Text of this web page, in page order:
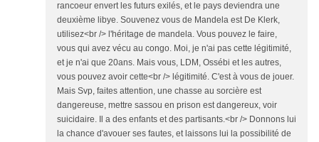
rancoeur envert les futurs exilés, et le pays deviendra une
deuxième libye. Souvenez vous de Mandela est De Klerk,
utilisez<br /> l'héritage de mandela. Vous pouvez le faire,
vous qui avez vécu au congo. Moi, je n'ai pas cette légitimité,
et je n'ai que 20ans. Mais vous, LDM, Ossébi et les autres,
vous pouvez avoir cette<br /> légitimité. C'est à vous de jouer.
Mais Svp, faites attention, une chasse au sorcière est
dangereuse, mettre sassou en prison est dangereux, voir
suicidaire. Il a des enfants et des partisants.<br /> Donnons lui
la chance d'avouer ses fautes, et laissons lui la possibilité de